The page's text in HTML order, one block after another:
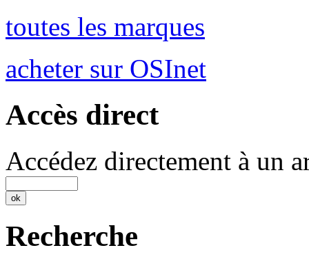
toutes les marques
acheter sur OSInet
Accès direct
Accédez directement à un
Recherche